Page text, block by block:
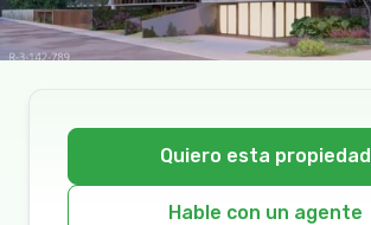
Quiero esta propiedad
Hable con un agente